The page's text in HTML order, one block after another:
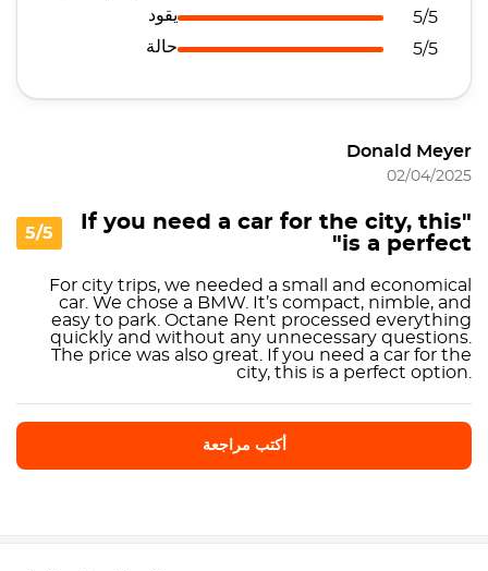
يقود
5/5
حالة
5/5
Donald Meyer
02/04/2025
5/5
"If you need a car for the city, this
is a perfect"
For city trips, we needed a small and economical
car. We chose a BMW. It’s compact, nimble, and
easy to park. Octane Rent processed everything
quickly and without any unnecessary questions.
The price was also great. If you need a car for the
city, this is a perfect option.
أكتب مراجعة